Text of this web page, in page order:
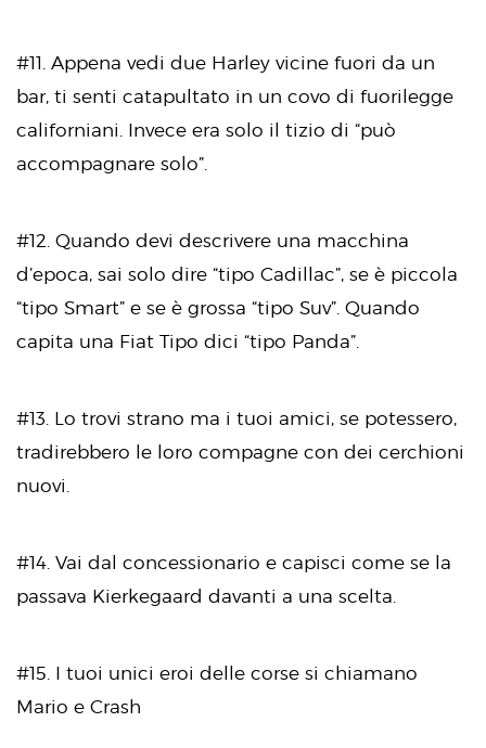
#11. Appena vedi due Harley vicine fuori da un
bar, ti senti catapultato in un covo di fuorilegge
californiani. Invece era solo il tizio di “può
accompagnare solo”.
#12. Quando devi descrivere una macchina
d’epoca, sai solo dire “tipo Cadillac”, se è piccola
“tipo Smart” e se è grossa “tipo Suv”. Quando
capita una Fiat Tipo dici “tipo Panda”.
#13. Lo trovi strano ma i tuoi amici, se potessero,
tradirebbero le loro compagne con dei cerchioni
nuovi.
#14. Vai dal concessionario e capisci come se la
passava Kierkegaard davanti a una scelta.
#15. I tuoi unici eroi delle corse si chiamano
Mario e Crash